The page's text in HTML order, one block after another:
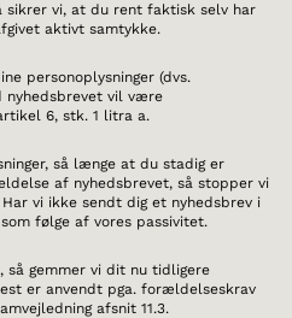
sikrer vi, at du rent faktisk selv har
aktivt samtykke.
personoplysninger (dvs.
nyhedsbrevet vil være
6, stk. 1 litra a.
så længe at du stadig er
af nyhedsbrevet, så stopper vi
vi ikke sendt dig et nyhedsbrev i
følge af vores passivitet.
så gemmer vi dit nu tidligere
er anvendt pga. forældelseskrav
afsnit 11.3.